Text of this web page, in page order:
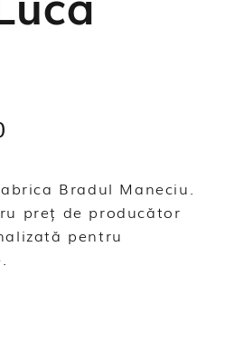
Bradul Maneciu.
preț de producător
pentru